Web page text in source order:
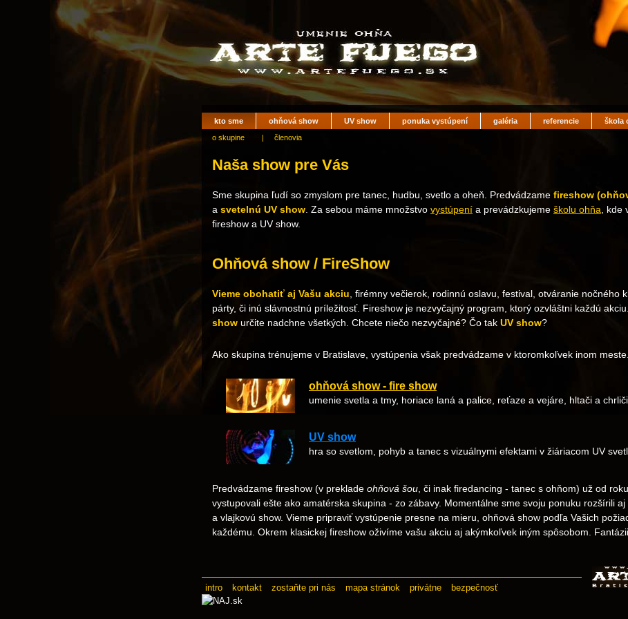
kto sme ohňová show UV show ponuka vystúpení galéria referencie škola
o skupine
| členovia
Naša show pre Vás
Sme skupina ľudí so zmyslom pre tanec, hudbu, svetlo a oheň. Predvádzame fireshow
a svetelnú UV show . Za sebou máme množstvo vystúpení a prevádzkujeme školu ohňa ,
fireshow a UV show.
Ohňová show / FireShow
Vieme obohatiť aj Vašu akciu, firémny večierok, rodinnú oslavu, festival, otváranie nočného
párty, či inú slávnostnú príležitosť. Fireshow je nezvyčajný program, ktorý ozvláštni každú
show určite nadchne všetkých. Chcete niečo nezvyčajné? Čo tak UV show?
Ako skupina trénujeme v Bratislave, vystúpenia však predvádzame v ktoromkoľvek inom meste.
ohňová show - fire show
umenie svetla a tmy, horiace laná a palice, reťaze a vejáre, hltači a
UV show
hra so svetlom, pohyb a tanec s vizuálnymi efektami v žiáriacom UV
Predvádzame fireshow (v preklade ohňová šou , či inak firedancing - tanec s ohňom) už od
vystupovali ešte ako amatérska skupina - zo zábavy. Momentálne sme svoju ponuku rozšírili
a vlajkovú show. Vieme pripraviť vystúpenie presne na mieru, ohňová show podľa Vašich
každému. Okrem klasickej fireshow oživíme vašu akciu aj akýmkoľvek iným spôsobom.
intro kontakt zostaňte pri nás mapa stránok privátne bezpečnosť